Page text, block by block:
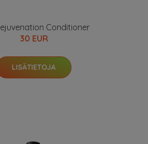
Conditioner
30 EUR
LISÄTIETOJA